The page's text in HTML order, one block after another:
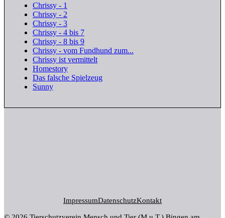
Chrissy - 1
Chrissy - 2
Chrissy - 3
Chrissy - 4 bis 7
Chrissy - 8 bis 9
Chrissy - vom Fundhund zum...
Chrissy ist vermittelt
Homestory
Das falsche Spielzeug
Sunny
ImpressumDatenschutzKontakt